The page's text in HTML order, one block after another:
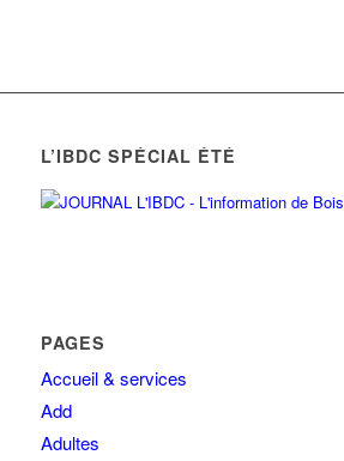
L’IBDC SPÉCIAL ÉTÉ
PAGES
Accueil & services
Add
Adultes